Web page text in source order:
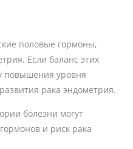
половые гормоны,
Если баланс этих
повышения уровня
рака эндометрия.
болезни могут
и риск рака